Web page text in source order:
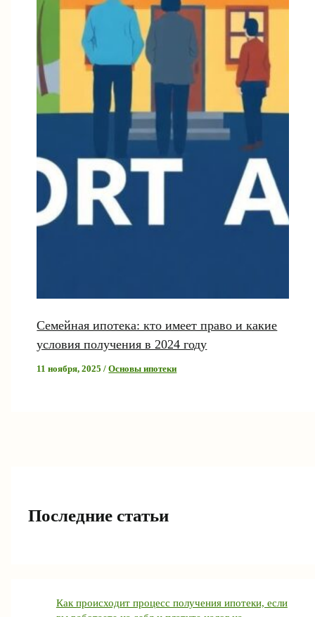
Последние статьи
Как происходит процесс получения ипотеки, если
Семейная ипотека: кто имеет право и какие
условия получения в 2024 году
11 ноября, 2025/Основы ипотеки